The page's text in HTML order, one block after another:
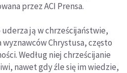
przez ACI Prensa.
ją w chrześcijaństwie,
Chrystusa, często
Według niej chrześcijanie
nawet gdy źle się im wiedzie,